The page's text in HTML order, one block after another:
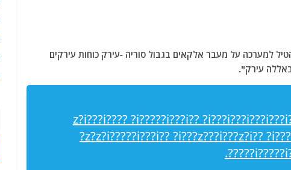
למערכה על מעבר אלקאים בגבול סוריה -עירק כוחות עירקים
עירק".
???z?i???i???? ?i?????i???i??
?z?z?i?????i???i?? ?i???z???i???z?i??